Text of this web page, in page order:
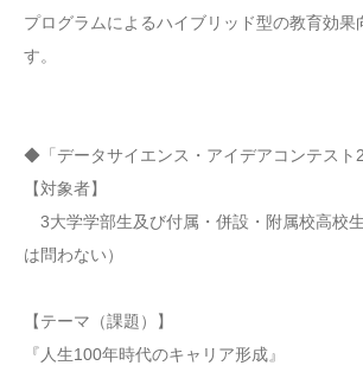
プログラムによるハイブリッド型の教育効果
す。
◆「データサイエンス・アイデアコンテスト
【対象者】
3大学学部生及び付属・併設・附属校高校
は問わない）
【テーマ（課題）】
『人生100年時代のキャリア形成』